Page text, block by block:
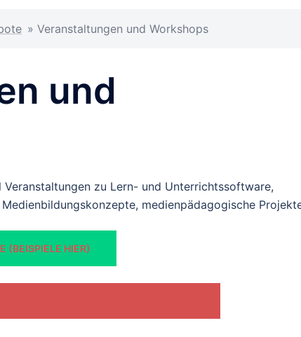
» Veranstaltungen und Workshops
und
zu Lern- und Unterrichtssoftware,
medienpädagogische
(BEISPIELE HIER)